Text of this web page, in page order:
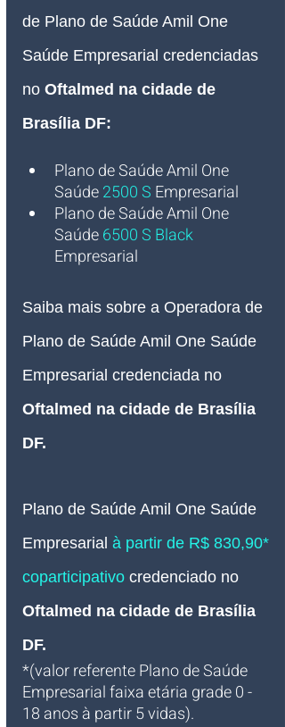
de Plano de Saúde Amil One
Saúde Empresarial credenciadas
no Oftalmed na cidade de
Brasília DF:
Plano de Saúde Amil One
Saúde2500 S Empresarial
Plano de Saúde Amil One
Saúde 6500 S Black
Empresarial
Saiba mais sobre a Operadora de
Plano de Saúde Amil One Saúde
Empresarial credenciada no
Oftalmed na cidade de Brasília
DF.
Plano de Saúde Amil One Saúde
Empresarial à partir de R$ 830,90*
coparticipativo credenciado no
Oftalmed na cidade de Brasília
DF.
*(valor referente Plano de Saúde
Empresarial faixa etária grade 0 -
18 anos à partir 5 vidas).